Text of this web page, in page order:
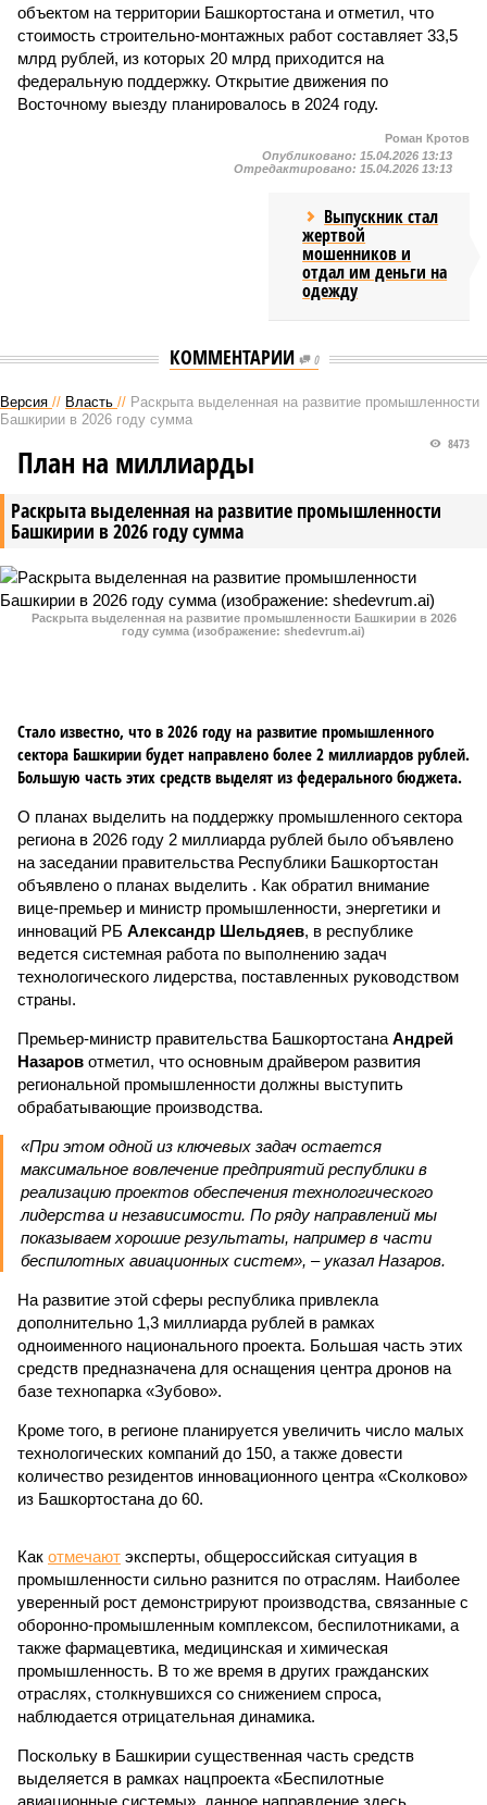
объектом на территории Башкортостана и отметил, что
стоимость строительно-монтажных работ составляет 33,5
млрд рублей, из которых 20 млрд приходится на
федеральную поддержку. Открытие движения по
Восточному выезду планировалось в 2024 году.
Роман Кротов
Опубликовано: 15.04.2026 13:13
Отредактировано: 15.04.2026 13:13
Выпускник стал
жертвой
мошенников и
отдал им деньги на
одежду
КОММЕНТАРИИ 0
Версия // Власть // Раскрыта выделенная на развитие промышленности
Башкирии в 2026 году сумма
Раскрыта выделенная на развитие промышленности
Башкирии в 2026 году сумма
8473
План на миллиарды
Раскрыта выделенная на развитие промышленности Башкирии в 2026
году сумма (изображение: shedevrum.ai)
Стало известно, что в 2026 году на развитие промышленного
сектора Башкирии будет направлено более 2 миллиардов рублей.
Большую часть этих средств выделят из федерального бюджета.
О планах выделить на поддержку промышленного сектора
региона в 2026 году 2 миллиарда рублей было объявлено
на заседании правительства Республики Башкортостан
объявлено о планах выделить . Как обратил внимание
вице-премьер и министр промышленности, энергетики и
инноваций РБ Александр Шельдяев, в республике
ведется системная работа по выполнению задач
технологического лидерства, поставленных руководством
страны.
Премьер-министр правительства Башкортостана Андрей
Назаров отметил, что основным драйвером развития
региональной промышленности должны выступить
обрабатывающие производства.
«При этом одной из ключевых задач остается
максимальное вовлечение предприятий республики в
реализацию проектов обеспечения технологического
лидерства и независимости. По ряду направлений мы
показываем хорошие результаты, например в части
беспилотных авиационных систем», – указал Назаров.
На развитие этой сферы республика привлекла
дополнительно 1,3 миллиарда рублей в рамках
одноименного национального проекта. Большая часть этих
средств предназначена для оснащения центра дронов на
базе технопарка «Зубово».
Кроме того, в регионе планируется увеличить число малых
технологических компаний до 150, а также довести
количество резидентов инновационного центра «Сколково»
из Башкортостана до 60.
Как отмечают эксперты, общероссийская ситуация в
промышленности сильно разнится по отраслям. Наиболее
уверенный рост демонстрируют производства, связанные с
оборонно-промышленным комплексом, беспилотниками, а
также фармацевтика, медицинская и химическая
промышленность. В то же время в других гражданских
отраслях, столкнувшихся со снижением спроса,
наблюдается отрицательная динамика.
Поскольку в Башкирии существенная часть средств
выделяется в рамках нацпроекта «Беспилотные
авиационные системы», данное направление здесь